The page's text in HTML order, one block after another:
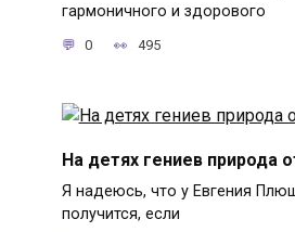
гармоничного и здорового
0 495
На детях гениев природа
Я надеюсь, что у Евгения
получится, если